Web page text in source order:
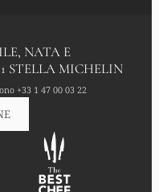
NATA E
STELLA MICHELIN
+33 1 47 00 03 22